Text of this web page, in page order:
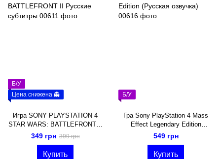
Б/У
Цена снижена 👻
Игра SONY PLAYSTATION 4
STAR WARS: BATTLEFRONT II
Русские субтитры
349 грн 399 грн
Купить
Б/У
Гра Sony PlayStation 4 Mass
Effect Legendary Edition
(Русская озвучка)
549 грн
Купить